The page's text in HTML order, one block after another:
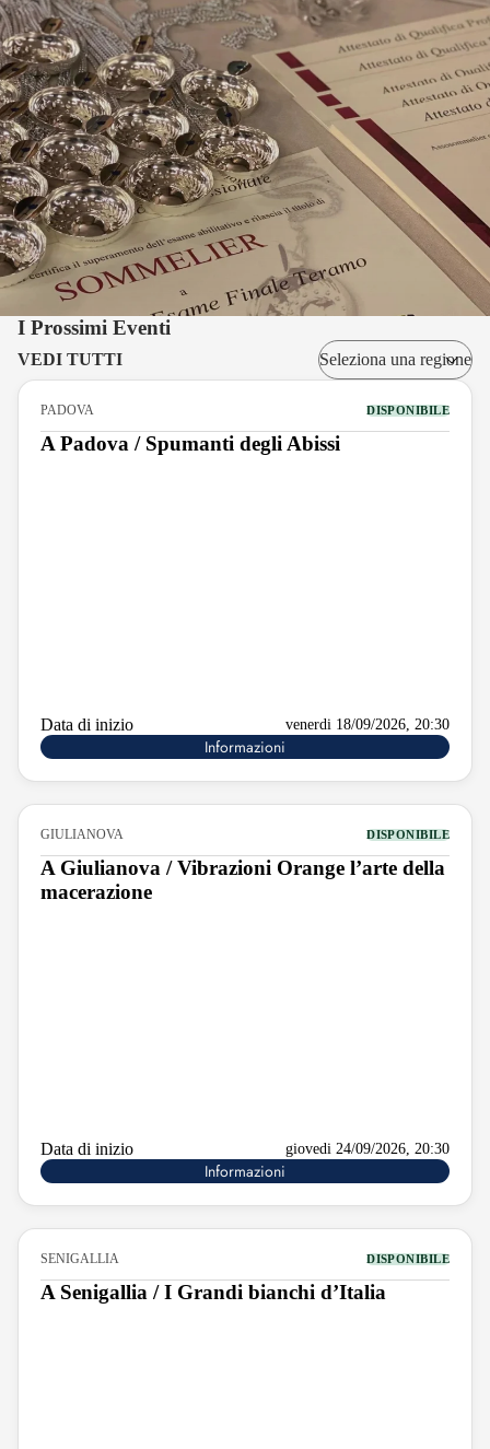
I Prossimi Eventi
VEDI TUTTI
PADOVA DISPONIBILE
A Padova / Spumanti degli Abissi
Data di inizio venerdi 18/09/2026, 20:30
Informazioni
GIULIANOVA DISPONIBILE
A Giulianova / Vibrazioni Orange l’arte della
macerazione
Data di inizio giovedi 24/09/2026, 20:30
Informazioni
SENIGALLIA DISPONIBILE
A Senigallia / I Grandi bianchi d’Italia